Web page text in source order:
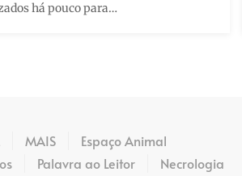
há pouco para…
MAIS
Espaço Animal
Palavra ao Leitor Necrologia